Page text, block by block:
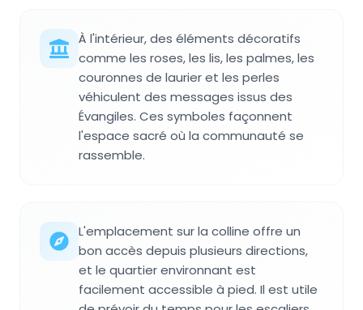
À l'intérieur, des éléments décoratifs
comme les roses, les lis, les palmes, les
couronnes de laurier et les perles
véhiculent des messages issus des
Évangiles. Ces symboles façonnent
l'espace sacré où la communauté se
rassemble.
L'emplacement sur la colline offre un
bon accès depuis plusieurs directions,
et le quartier environnant est
facilement accessible à pied. Il est utile